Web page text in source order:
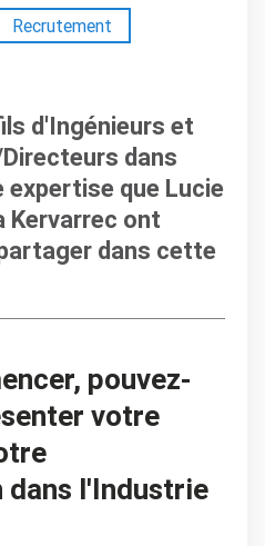
Recrutement
d'Ingénieurs et
dans
que Lucie
Kervarrec ont
dans cette
pouvez-
votre
l'Industrie